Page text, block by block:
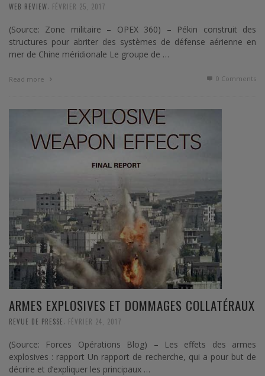
WEB REVIEW FÉVRIER 25, 2017
(Source: Zone militaire – OPEX 360) – Pékin construit des
structures pour abriter des systèmes de défense aérienne en
mer de Chine méridionale Le groupe de …
Read more 0 Comments
ARMES EXPLOSIVES ET DOMMAGES COLLATÉRAUX
REVUE DE PRESSE, FÉVRIER 24, 2017
(Source: Forces Opérations Blog) – Les effets des armes
explosives : rapport Un rapport de recherche, qui a pour but de
décrire et d’expliquer les principaux …